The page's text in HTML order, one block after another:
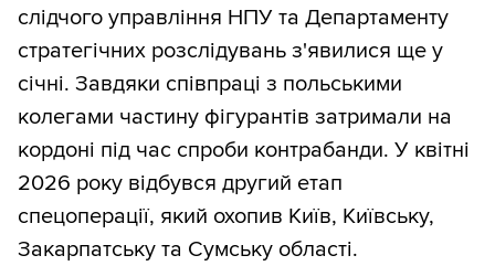
слідчого управління НПУ та Департаменту
стратегічних розслідувань з'явилися ще у
січні. Завдяки співпраці з польськими
колегами частину фігурантів затримали на
кордоні під час спроби контрабанди. У квітні
2026 року відбувся другий етап
спецоперації, який охопив Київ, Київську,
Закарпатську та Сумську області.